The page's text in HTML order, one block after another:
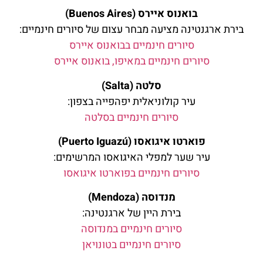
בואנוס איירס (Buenos Aires)
בירת ארגנטינה מציעה מבחר עצום של סיורים חינמיים:
סיורים חינמיים בבואנוס איירס
סיורים חינמיים במאיפו, בואנוס איירס
סלטה (Salta)
עיר קולוניאלית יפהפייה בצפון:
סיורים חינמיים בסלטה
פוארטו איגואסו (Puerto Iguazú)
עיר שער למפלי האיגואסו המרשימים:
סיורים חינמיים בפוארטו איגואסו
מנדוסה (Mendoza)
בירת היין של ארגנטינה:
סיורים חינמיים במנדוסה
סיורים חינמיים בטונויאן